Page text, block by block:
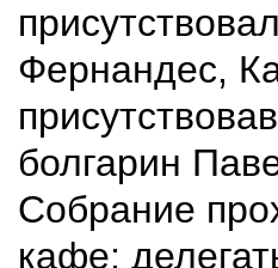
Фернандес,
болгарин
Собрание
кафе;